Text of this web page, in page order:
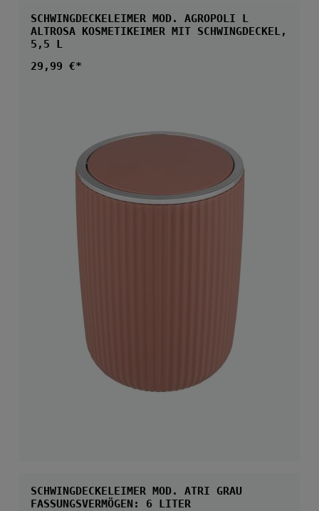
SCHWINGDECKELEIMER MOD. AGROPOLI L
ALTROSA KOSMETIKEIMER MIT SCHWINGDECKEL,
5,5 L
Regulärer Preis:
29,99 €*
SCHWINGDECKELEIMER MOD. ATRI GRAU
FASSUNGSVERMÖGEN: 6 LITER